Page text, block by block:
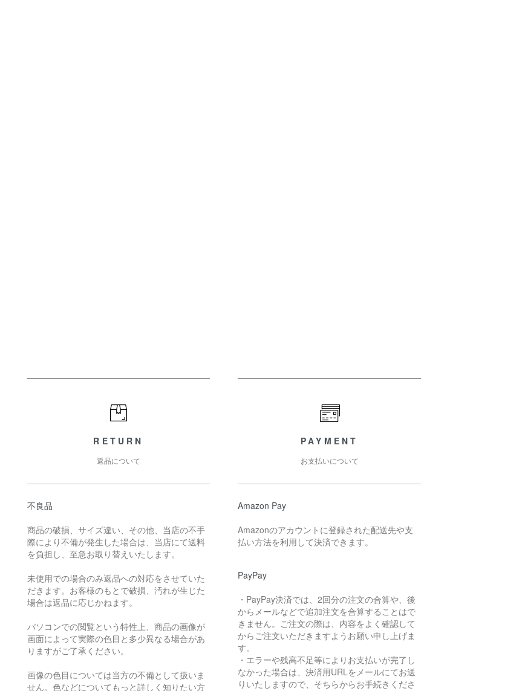
RETURN
返品について
不良品
商品の破損、サイズ違い、その他、当店の不手
際により不備が発生した場合は、当店にて送料
を負担し、至急お取り替えいたします。
未使用での場合のみ返品への対応をさせていた
だきます。お客様のもとで破損、汚れが生じた
場合は返品に応じかねます。
パソコンでの閲覧という特性上、商品の画像が
画面によって実際の色目と多少異なる場合があ
りますがご了承ください。
画像の色目については当方の不備として扱いま
せん。色などについてもっと詳しく知りたい方
PAYMENT
お支払いについて
Amazon Pay
Amazonのアカウントに登録された配送先や支
払い方法を利用して決済できます。
PayPay
・PayPay決済では、2回分の注文の合算や、後
からメールなどで追加注文を合算することはで
きません。ご注文の際は、内容をよく確認して
からご注文いただきますようお願い申し上げま
す。
・エラーや残高不足等によりお支払いが完了し
なかった場合は、決済用URLをメールにてお送
りいたしますので、そちらからお手続きくださ